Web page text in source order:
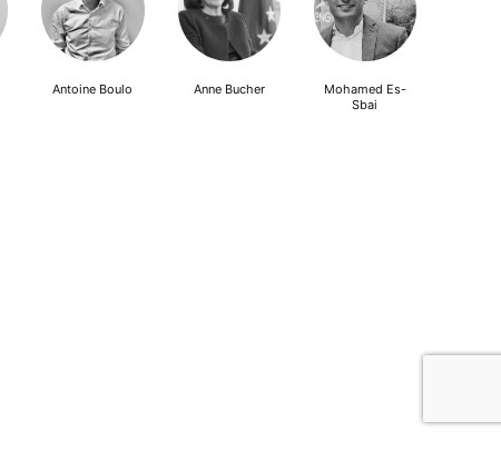
Antoine Boulo Anne Bucher
Mohamed Es-
Sbai